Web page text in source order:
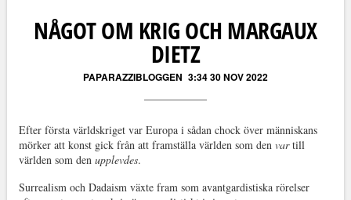
NÅGOT OM KRIG OCH MARGAUX
DIETZ
PAPARAZZIBLOGGEN 3:34 30 NOV 2022
Efter första världskriget var Europa i sådan chock över människans
mörker att konst gick från att framställa världen som den vartill
världen som den upplevdes.
Surrealism och Dadaism växte fram som avantgardistiska rörelser